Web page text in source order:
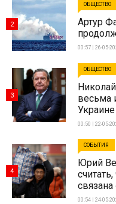
ОБЩЕСТВО
Артур
00:57 | 26-05-
2
ОБЩЕСТВО
весьма
Украине
00:50 | 22-05-
3
СОБЫТИЯ
Юрий
00:54 | 24-05-
4